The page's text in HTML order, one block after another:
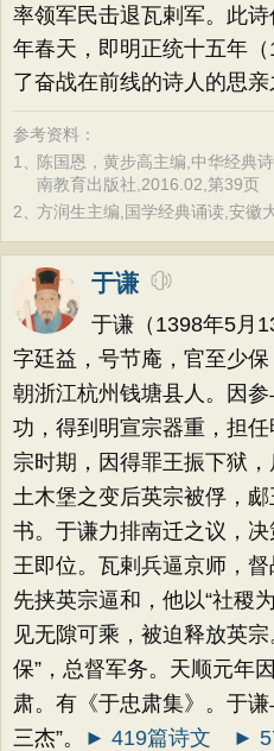
率领军民击退瓦剌军。此
年春天，即明正统十五年
了奋战在前线的诗人的思亲
参考资料：
1、 陈国恩，黄步高主编,中华经典
南教育出版社,2016.02,第39页
2、方润生主编,国学经典诵读,安徽
于谦
于谦（1398年5月
字廷益，号节庵，官至少
朝浙江杭州钱塘县人。因
功，得到明宣宗器重，担
宗时期，因得罪王振下狱，
土木堡之变后英宗被俘，
书。于谦力排南迁之议，
王即位。瓦剌兵逼京师，
先挟英宗逼和，他以“社稷
见无隙可乘，被迫释放英
保”，总督军务。天顺元年
肃。有《于忠肃集》。于
三杰”。
► 419篇诗文 ►